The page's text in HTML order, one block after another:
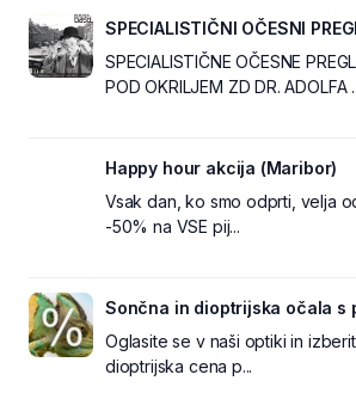
SPECIALISTIČNI OČESNI
SPECIALISTIČNE OČESNE
POD OKRILJEM ZD DR. ADOLFA
Happy hour akcija (Maribor)
Vsak dan, ko smo odprti, velja
-50% na VSE pij...
Sončna in dioptrijska očala s
Oglasite se v naši optiki in
dioptrijska cena p...